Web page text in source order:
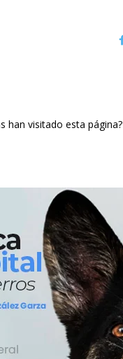
han visitado esta página?